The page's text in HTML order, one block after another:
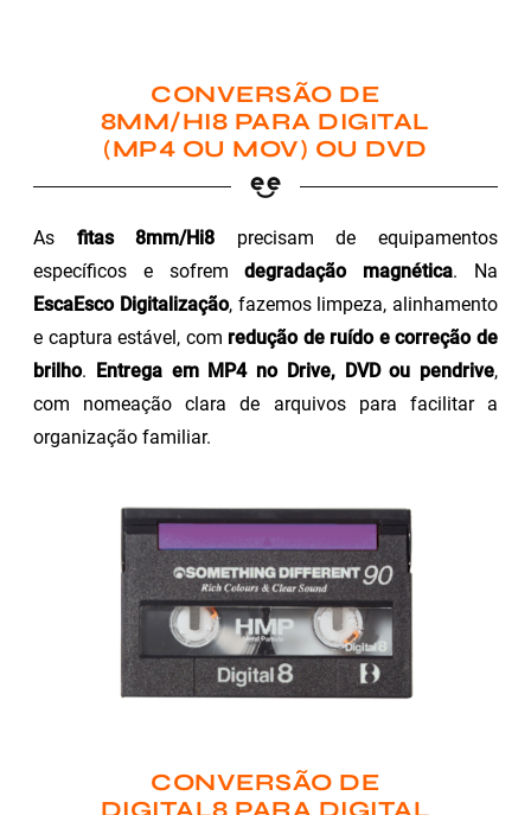
CONVERSÃO DE
8MM/HI8 PARA DIGITAL
(MP4 OU MOV) OU DVD
As fitas 8mm/Hi8 precisam de equipamentos
específicos e sofremdegradação magnética. Na
EscaEsco Digitalização, fazemos limpeza, alinhamento
e captura estável, com redução de ruído e correção de
brilho. Entrega em MP4 no Drive, DVD ou pendrive,
com nomeação clara de arquivos para facilitar a
organização familiar.
CONVERSÃO DE